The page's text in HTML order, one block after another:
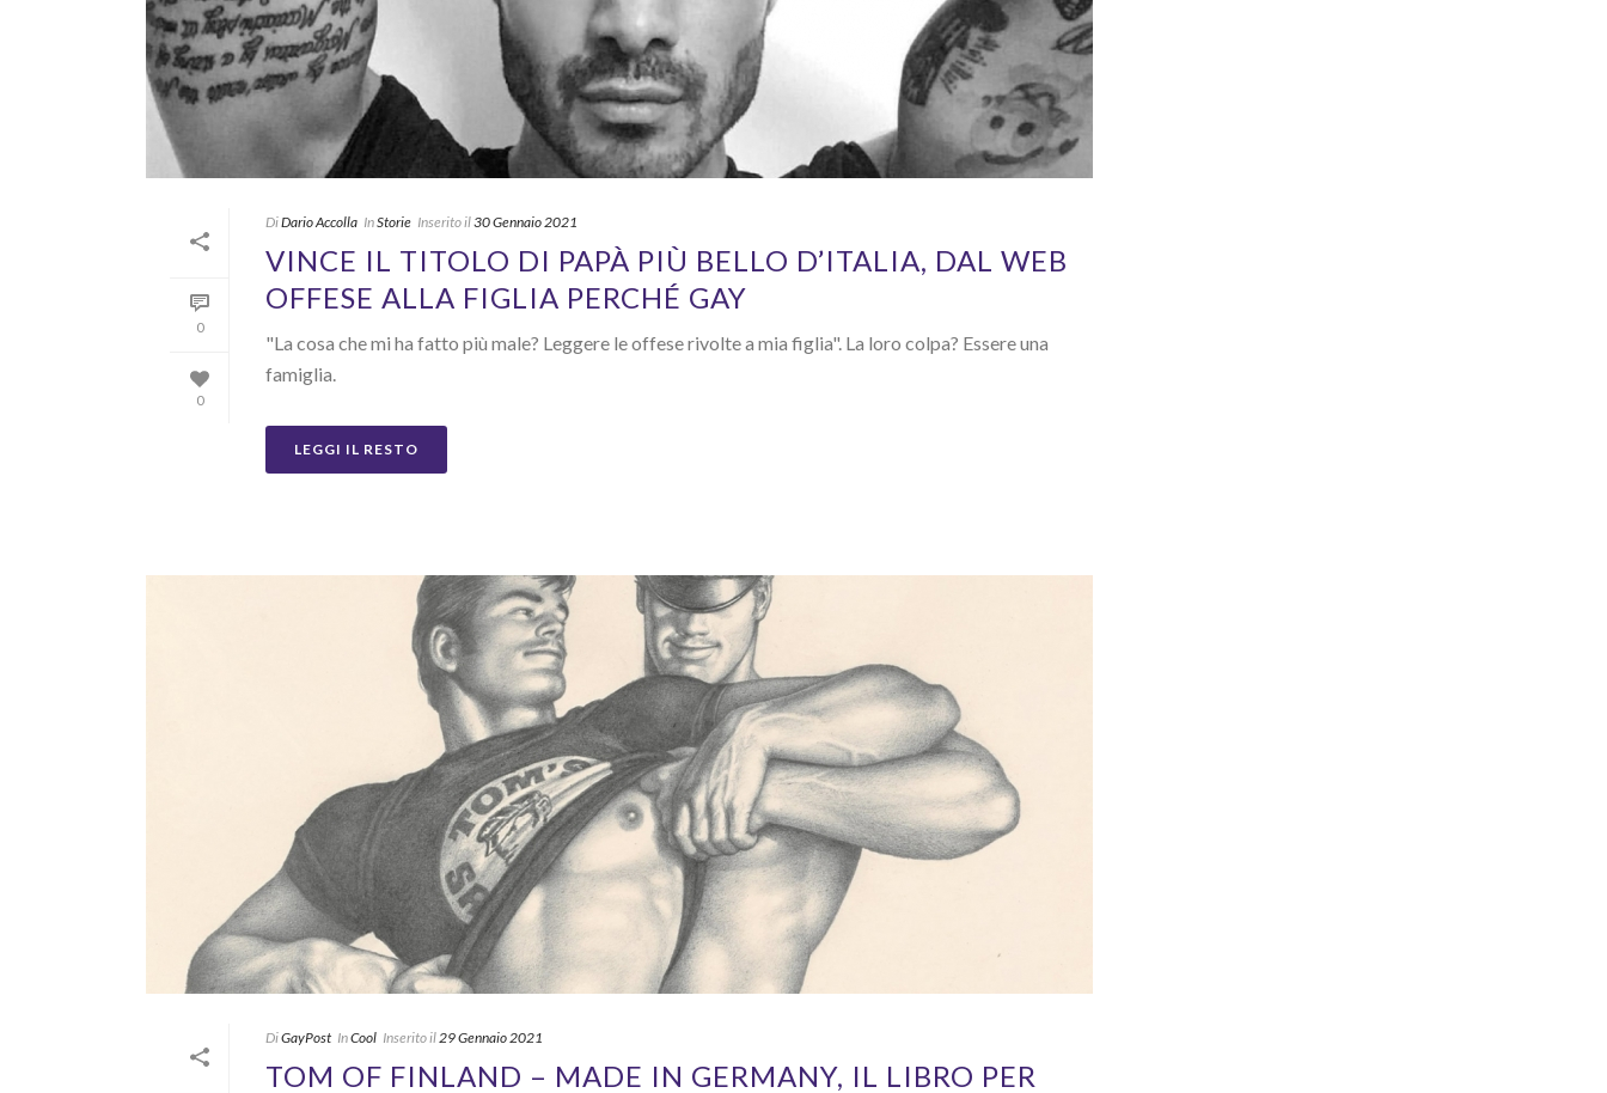
0
0
DiDario Accolla InStorie Inserito il30 Gennaio 2021
VINCE IL TITOLO DI PAPÀ PIÙ BELLO D’ITALIA, DAL WEB
OFFESE ALLA FIGLIA PERCHÉ GAY
"La cosa che mi ha fatto più male? Leggere le offese rivolte a mia figlia". La loro colpa? Essere una
famiglia.
LEGGI IL RESTO
DiGayPost InCool Inserito il29 Gennaio 2021
TOM OF FINLAND – MADE IN GERMANY, IL LIBRO PER